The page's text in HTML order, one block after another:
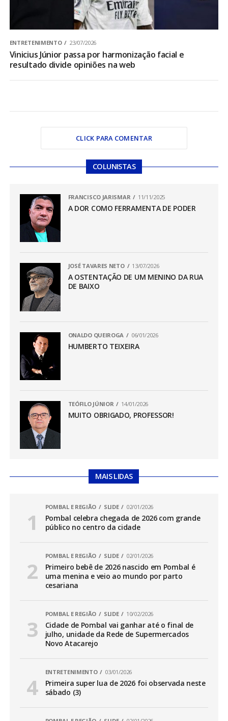
ENTRETENIMENTO 23/07/2026
Vinicius Júnior passa por harmonização facial e
resultado divide opiniões na web
CLICK PARA COMENTAR
COLUNISTAS
FRANCISCO JARISMAR 11/11/2025
A DOR COMO FERRAMENTA DE PODER
JOSÉ TAVARES NETO 13/07/2026
A OSTENTAÇÃO DE UM MENINO DA RUA
DE BAIXO
ONALDO QUEIROGA 06/01/2026
HUMBERTO TEIXEIRA
TEÓFILO JÚNIOR 14/01/2026
MUITO OBRIGADO, PROFESSOR!
MAIS LIDAS
POMBAL E REGIÃO SLIDE 02/01/2026
Pombal celebra chegada de 2026 com grande
público no centro da cidade
POMBAL E REGIÃO SLIDE 02/01/2026
Primeiro bebê de 2026 nascido em Pombal é
uma menina e veio ao mundo por parto
cesariana
POMBAL E REGIÃO SLIDE 10/02/2026
Cidade de Pombal vai ganhar até o final de
julho, unidade da Rede de Supermercados
Novo Atacarejo
ENTRETENIMENTO 03/01/2026
Primeira super lua de 2026 foi observada neste
sábado (3)